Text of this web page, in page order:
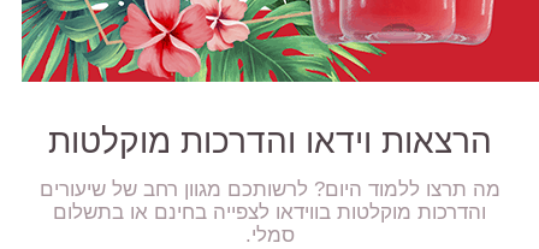
הרצאות וידאו והדרכות מוקלטות
מה תרצו ללמוד היום? לרשותכם מגוון רחב של שיעורים
והדרכות מוקלטות בווידאו לצפייה בחינם או בתשלום
סמלי.